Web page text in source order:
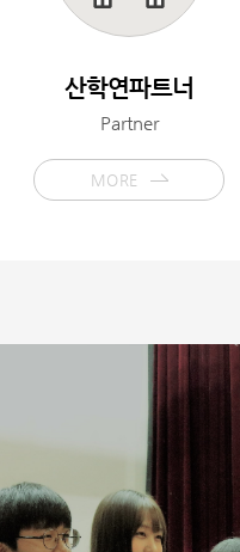
산학연파트너
Partner
MORE